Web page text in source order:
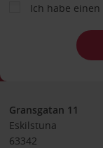
Ich habe einen
Gransgatan 11
Eskilstuna
63342